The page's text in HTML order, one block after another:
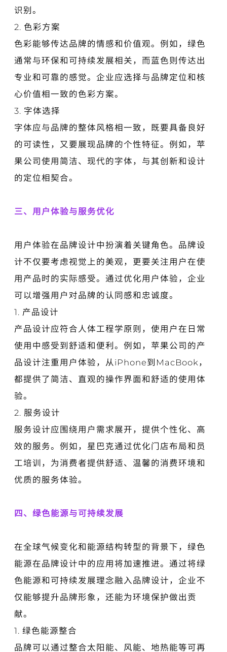
识别。
2. 色彩方案
色彩能够传达品牌的情感和价值观。例如，绿色
通常与环保和可持续发展相关，而蓝色则传达出
专业和可靠的感觉。企业应选择与品牌定位和核
心价值相一致的色彩方案。
3. 字体选择
字体应与品牌的整体风格相一致，既要具备良好
的可读性，又要展现品牌的个性特征。例如，苹
果公司使用简洁、现代的字体，与其创新和设计
的定位相契合。
三、用户体验与服务优化
用户体验在品牌设计中扮演着关键角色。品牌设
计不仅要考虑视觉上的美观，更要关注用户在使
用产品时的实际感受。通过优化用户体验，企业
可以增强用户对品牌的认同感和忠诚度。
1. 产品设计
产品设计应符合人体工程学原则，使用户在日常
使用中感受到舒适和便利。例如，苹果公司的产
品设计注重用户体验，从iPhone到MacBook，
都提供了简洁、直观的操作界面和舒适的使用体
验。
2. 服务设计
服务设计应围绕用户需求展开，提供个性化、高
效的服务。例如，星巴克通过优化门店布局和员
工培训，为消费者提供舒适、温馨的消费环境和
优质的服务体验。
四、绿色能源与可持续发展
在全球气候变化和能源结构转型的背景下，绿色
能源在品牌设计中的应用将加速推进。通过将绿
色能源和可持续发展理念融入品牌设计，企业不
仅能够提升品牌形象，还能为环境保护做出贡
献。
1. 绿色能源整合
品牌可以通过整合太阳能、风能、地热能等可再